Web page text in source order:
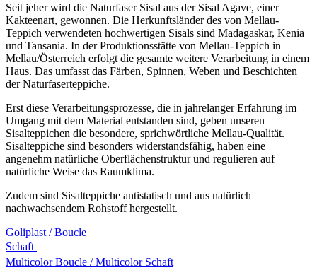
Seit jeher wird die Naturfaser Sisal aus der Sisal Agave, einer
Kakteenart, gewonnen. Die Herkunftsländer des von Mellau-
Teppich verwendeten hochwertigen Sisals sind Madagaskar, Kenia
und Tansania. In der Produktionsstätte von Mellau-Teppich in
Mellau/Österreich erfolgt die gesamte weitere Verarbeitung in einem
Haus. Das umfasst das Färben, Spinnen, Weben und Beschichten
der Naturfaserteppiche.
Erst diese Verarbeitungsprozesse, die in jahrelanger Erfahrung im
Umgang mit dem Material entstanden sind, geben unseren
Sisalteppichen die besondere, sprichwörtliche Mellau-Qualität.
Sisalteppiche sind besonders widerstandsfähig, haben eine
angenehm natürliche Oberflächenstruktur und regulieren auf
natürliche Weise das Raumklima.
Zudem sind Sisalteppiche antistatisch und aus natürlich
nachwachsendem Rohstoff hergestellt.
Goliplast / Boucle
Schaft
Multicolor Boucle / Multicolor Schaft